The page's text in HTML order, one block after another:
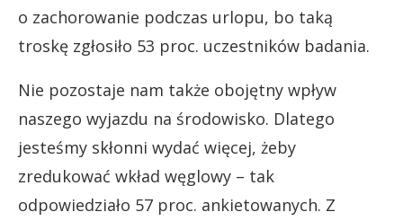
o zachorowanie podczas urlopu, bo taką
troskę zgłosiło 53 proc. uczestników badania.
Nie pozostaje nam także obojętny wpływ
naszego wyjazdu na środowisko. Dlatego
jesteśmy skłonni wydać więcej, żeby
zredukować wkład węglowy – tak
odpowiedziało 57 proc. ankietowanych. Z